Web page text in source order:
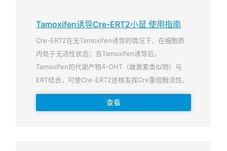
Tamoxifen诱导Cre-ERT2小鼠 使用指南
Cre-ERT2在无Tamoxifen诱导的情况下，在细胞质
内处于无活性状态；当Tamoxifen诱导后，
Tamoxifen的代谢产物4-OHT（雌激素类似物）与
ERT结合，可使Cre-ERT2进核发挥Cre重组酶活性。
查看